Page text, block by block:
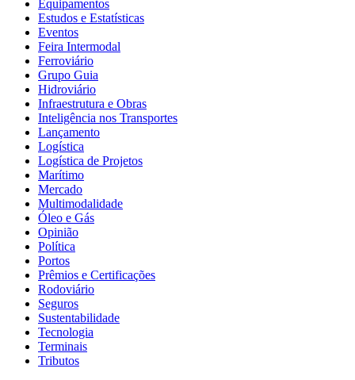
Equipamentos
Estudos e Estatísticas
Eventos
Feira Intermodal
Ferroviário
Grupo Guia
Hidroviário
Infraestrutura e Obras
Inteligência nos Transportes
Lançamento
Logística
Logística de Projetos
Marítimo
Mercado
Multimodalidade
Óleo e Gás
Opinião
Política
Portos
Prêmios e Certificações
Rodoviário
Seguros
Sustentabilidade
Tecnologia
Terminais
Tributos